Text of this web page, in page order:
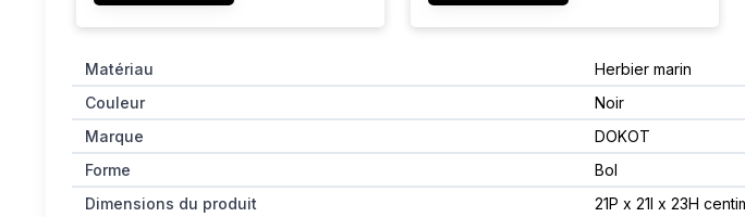
Matériau
Herbier marin
Couleur
Noir
Marque
DOKOT
Forme
Bol
Dimensions du produit
21P x 21l x 23H